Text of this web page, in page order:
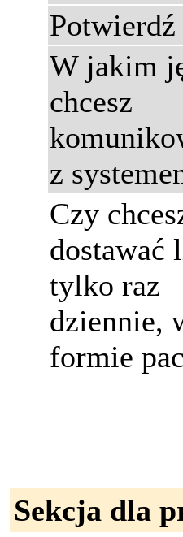
Potwierdź
W jakim
chcesz
z
Czy
dostawać
tylko raz
dziennie,
formie
Sekcja dla